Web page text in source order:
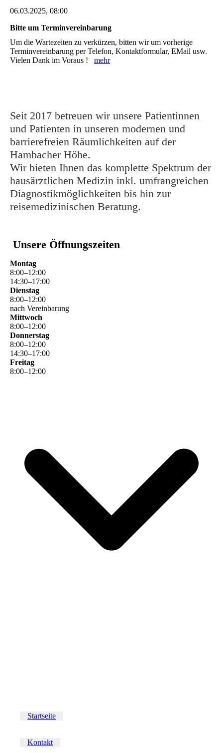
06.03.2025, 08:00
Bitte um Terminvereinbarung
Um die Wartezeiten zu verkürzen, bitten wir um vorherige
Terminvereinbarung per Telefon, Kontaktformular, EMail usw.
Vielen Dank im Voraus ! mehr
Seit 2017 betreuen wir unsere Patientinnen
und Patienten in unseren modernen und
barrierefreien Räumlichkeiten auf der
Hambacher Höhe.
Wir bieten Ihnen das komplette Spektrum der
hausärztlichen Medizin inkl. umfrangreichen
Diagnostikmöglichkeiten bis hin zur
reisemedizinischen Beratung.
Unsere Öffnungszeiten
Montag
8:00–12:00
14:30–17:00
Dienstag
8:00–12:00
nach Vereinbarung
Mittwoch
8:00–12:00
Donnerstag
8:00–12:00
14:30–17:00
Freitag
8:00–12:00
Startseite
Kontakt